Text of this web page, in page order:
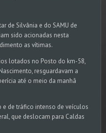
de Silvânia e do SAMU de
sido acionadas nesta
as vítimas.
lotados no Posto do km-58,
resguardavam a
até o meio da manhã
e de tráfico intenso de veículos
que deslocam para Caldas